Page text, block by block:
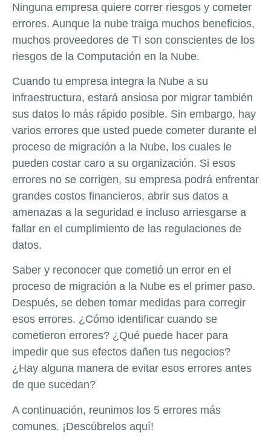
Ninguna empresa quiere correr riesgos y cometer
errores. Aunque la nube traiga muchos beneficios,
muchos proveedores de TI son conscientes de los
riesgos de la Computación en la Nube.
Cuando tu empresa integra la Nube a su
infraestructura, estará ansiosa por migrar también
sus datos lo más rápido posible. Sin embargo, hay
varios errores que usted puede cometer durante el
proceso de migración a la Nube, los cuales le
pueden costar caro a su organización. Si esos
errores no se corrigen, su empresa podrá enfrentar
grandes costos financieros, abrir sus datos a
amenazas a la seguridad e incluso arriesgarse a
fallar en el cumplimiento de las regulaciones de
datos.
Saber y reconocer que cometió un error en el
proceso de migración a la Nube es el primer paso.
Después, se deben tomar medidas para corregir
esos errores. ¿Cómo identificar cuando se
cometieron errores? ¿Qué puede hacer para
impedir que sus efectos dañen tus negocios?
¿Hay alguna manera de evitar esos errores antes
de que sucedan?
A continuación, reunimos los 5 errores más
comunes. ¡Descúbrelos aquí!